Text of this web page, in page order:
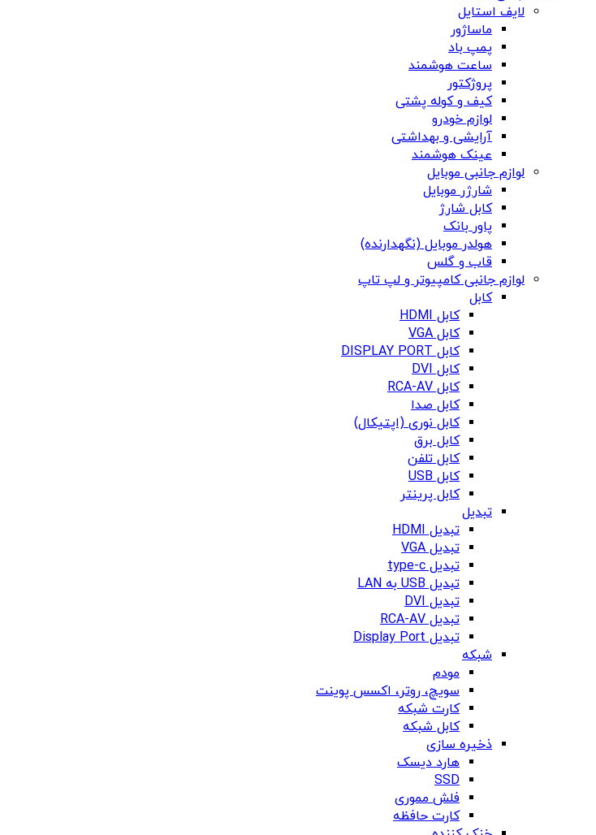
لایف استایل
ماساژور
پمپ باد
ساعت هوشمند
پروژکتور
کیف و کوله پشتی
لوازم خودرو
آرایشی و بهداشتی
عینک هوشمند
لوازم جانبی موبایل
شارژر موبایل
کابل شارژ
پاور بانک
هولدر موبایل (نگهدارنده)
قاب و گلس
لوازم جانبی کامپیوتر و لپ تاپ
کابل
کابل HDMI
کابل VGA
کابل DISPLAY PORT
کابل DVI
کابل RCA-AV
کابل صدا
کابل نوری (اپتیکال)
کابل برق
کابل تلفن
کابل USB
کابل پرینتر
تبدیل
تبدیل HDMI
تبدیل VGA
تبدیل type-c
تبدیل USB به LAN
تبدیل DVI
تبدیل RCA-AV
تبدیل Display Port
شبکه
مودم
سویچ، روتر، اکسس پوینت
کارت شبکه
کابل شبکه
ذخیره سازی
هارد دیسک
SSD
فلش مموری
کارت حافظه